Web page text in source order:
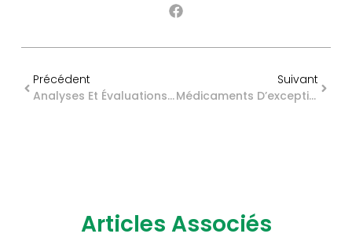
Précédent
Analyses Et Évaluations : L’énergie Au Cœur Des Projets De Grande Ampleur
Suivant
Médicaments D’exception : Simplification Du Dispositif De Remboursement
Articles Associés